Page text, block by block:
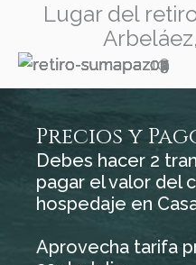
Lugar del
Precios y
Debes hacer 2
pagar el valor del
hospedaje en
Aprovecha tarifa